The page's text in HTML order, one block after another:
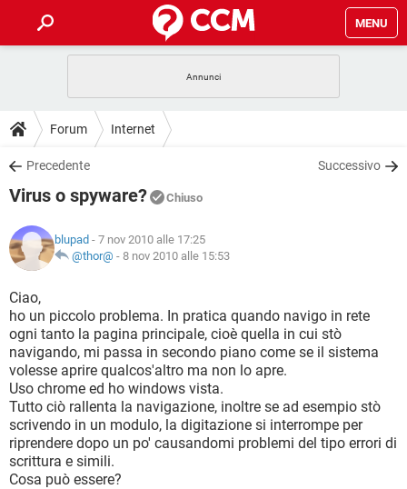
MENU
INTRATTENIMENTO
iOS
INSTAGRAM
TIKTOK
HARDWARE
GUIDE
COVID-19
INSTAGRAM
TIKTOK
HARDWARE
DOWNLOAD
COVID-19
INTRATTENIMENTO
iOS WINDOWS 10
INSTAGRAM
TIKTOK FACEBOOK
HARDWARE
COVID-19
INTRATTENIMENTO
iOS
INSTAGRAM WHATSAPP
TIKTOK FACEBOOK
HARDWARE
GLOSSARIO
COVID-19
INTRATTENIMENTO ANDROID
iOS WINDOWS 10
INSTAGRAM WHATSAPP
TIKTOK FACEBOOK
HARDWARE
Forum Internet
Precedente Successivo
Virus o spyware? Chiuso
blupad - 7 nov 2010 alle 17:25
@thor@ - 8 nov 2010 alle 15:53
Ciao,
ho un piccolo problema. In pratica quando navigo in rete
ogni tanto la pagina principale, cioè quella in cui stò
navigando, mi passa in secondo piano come se il sistema
volesse aprire qualcos'altro ma non lo apre.
Uso chrome ed ho windows vista.
Tutto ciò rallenta la navigazione, inoltre se ad esempio stò
scrivendo in un modulo, la digitazione si interrompe per
riprendere dopo un po' causandomi problemi del tipo errori di
scrittura e simili.
Cosa può essere?